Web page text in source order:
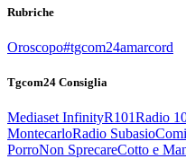
Rubriche
Oroscopo#tgcom24amarcord
Tgcom24 Consiglia
Mediaset InfinityR101Radio
MontecarloRadio Subasio
PorroNon SprecareCotto e